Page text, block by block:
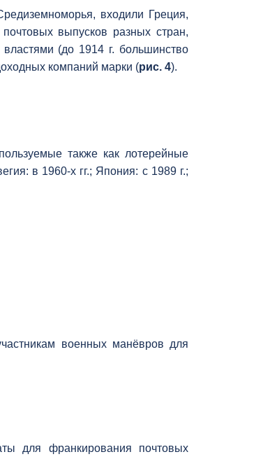
входили Греция,
выпусков разных стран,
(до 1914 г. большинство
компаний марки (рис. 4).
также как лотерейные
в 1960-х гг.; Япония: с 1989 г.;
военных манёвров для
для франкирования почтовых